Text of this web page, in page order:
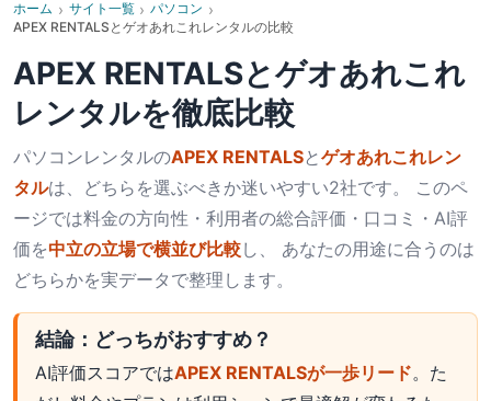
ホーム › サイト一覧 › パソコン ›
APEX RENTALSとゲオあれこれレンタルの比較
APEX RENTALSとゲオあれこれ
レンタルを徹底比較
パソコンレンタルのAPEX RENTALSとゲオあれこれレン
タルは、どちらを選ぶべきか迷いやすい2社です。 このペ
ージでは料金の方向性・利用者の総合評価・口コミ・AI評
価を中立の立場で横並び比較し、 あなたの用途に合うのは
どちらかを実データで整理します。
結論：どっちがおすすめ？
AI評価スコアではAPEX RENTALSが一歩リード。た